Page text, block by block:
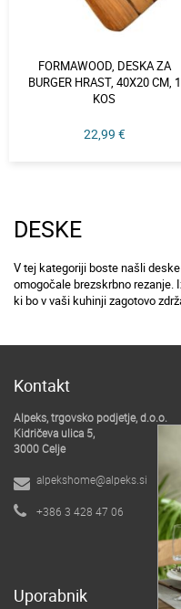
FORMAWOOD, DESKA ZA
BURGER HRAST, 40X20 CM, 1
KOS
22,99 €
DESKE
V tej kategoriji boste našli
omogočale brezskrbno rezanje.
ki bo v vaši kuhinji zagotovo
Kontakt
Alpeks, trgovsko podjetje, d.o.o.
Kidričeva ulica 5,
3000 Celje
alpekshome@alpeks.si
+386 3 428 47 06
Uporabnik